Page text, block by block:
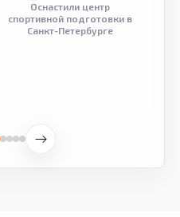
Оснастили центр
спортивной подготовки в
Санкт-Петербурге